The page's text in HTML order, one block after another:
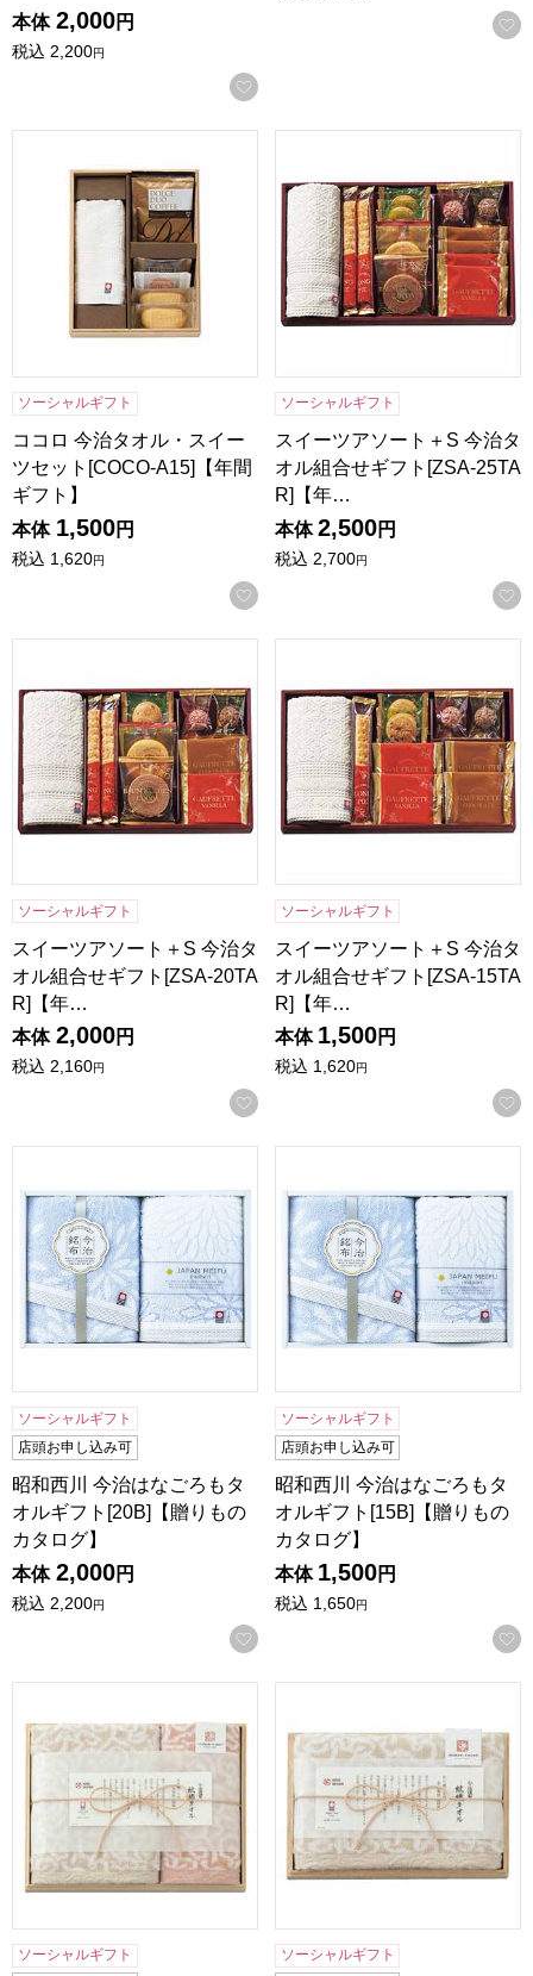
本体 2,000円
税込 2,200円
お気に入りに登録する
ソーシャルギフト
ココロ 今治タオル・スイー
ツセット[COCO-A15]【年間
ギフト】
本体 1,500円
税込 1,620円
お気に入りに登録する
ソーシャルギフト
スイーツアソート＋S 今治タ
オル組合せギフト[ZSA-25TA
R]【年…
本体 2,500円
税込 2,700円
ソーシャルギフト
スイーツアソート＋S 今治タ
オル組合せギフト[ZSA-20TA
R]【年…
本体 2,000円
税込 2,160円
お気に入りに登録する
ソーシャルギフト
スイーツアソート＋S 今治タ
オル組合せギフト[ZSA-15TA
R]【年…
本体 1,500円
税込 1,620円
ソーシャルギフト
店頭お申し込み可
昭和西川 今治はなごろもタ
オルギフト[20B]【贈りもの
カタログ】
本体 2,000円
税込 2,200円
お気に入りに登録する
ソーシャルギフト
店頭お申し込み可
昭和西川 今治はなごろもタ
オルギフト[15B]【贈りもの
カタログ】
本体 1,500円
税込 1,650円
ソーシャルギフト
ソーシャルギフト